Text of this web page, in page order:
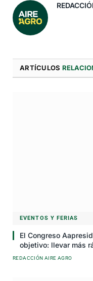
ARTÍCULOS
EVENTOS Y FERIAS
El Congreso
objetivo: llevar más
REDACCIÓN AIRE AGRO